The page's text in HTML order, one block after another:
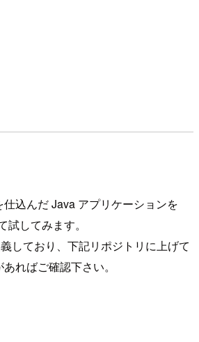
込んだ Java アプリケーションを
してみます。
しており、下記リポジトリに上げて
ればご確認下さい。